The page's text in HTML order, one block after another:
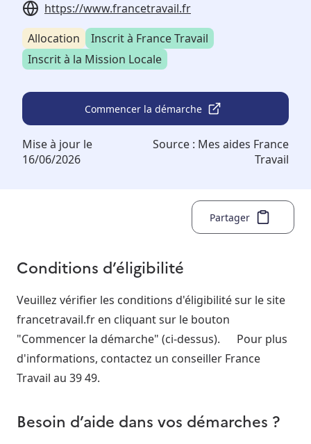
https://www.francetravail.fr
Allocation
Inscrit à France Travail
Inscrit à la Mission Locale
Commencer la démarche
Mise à jour le
16/06/2026
Source : Mes aides France
Travail
Partager
Conditions d’éligibilité
Veuillez vérifier les conditions d'éligibilité sur le site
francetravail.fr en cliquant sur le bouton
"Commencer la démarche" (ci-dessus). Pour plus
d'informations, contactez un conseiller France
Travail au 39 49.
Besoin d’aide dans vos démarches ?